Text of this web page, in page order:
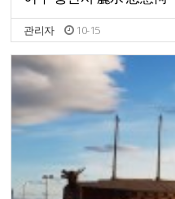
관리자 10-15